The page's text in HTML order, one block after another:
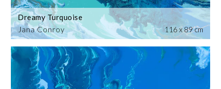
Jana Conroy
Dreamy Turquoise
116 x 89 cm